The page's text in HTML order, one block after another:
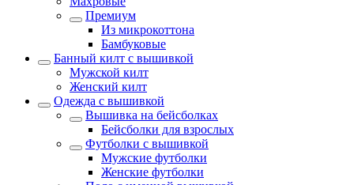
Премиум
Из микрокоттона
Бамбуковые
Банный килт с вышивкой
Мужской килт
Женский килт
Одежда с вышивкой
Вышивка на бейсболках
Бейсболки для взрослых
Футболки с вышивкой
Мужские футболки
Женские футболки